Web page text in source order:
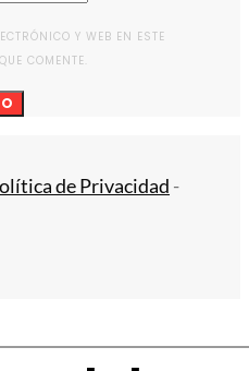
Y WEB EN ESTE
COMENTE.
de Privacidad -